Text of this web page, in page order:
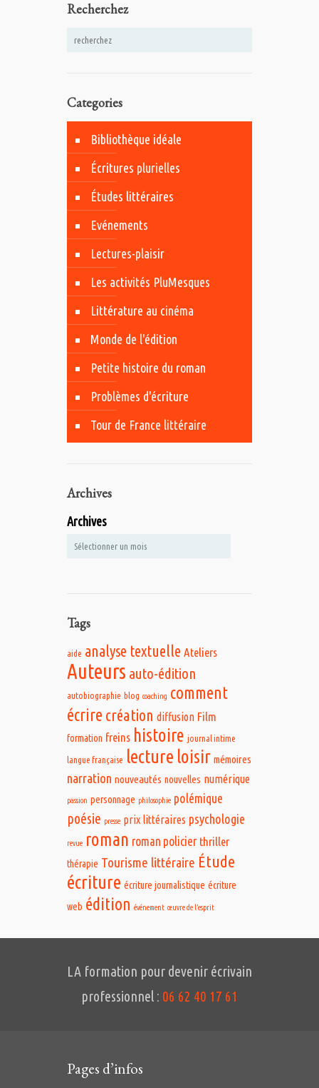
Recherchez
Categories
Bibliothèque idéale
Écritures plurielles
Études littéraires
Evénements
Lectures-plaisir
Les activités PluMesques
Littérature au cinéma
Monde de l'édition
Petite histoire du roman
Problèmes d'écriture
Tour de France littéraire
Archives
Archives
Tags
aide analyse textuelle Ateliers
Auteurs auto-édition
autobiographie blog coaching comment
écrire création diffusion Film
formation freins histoire journal intime
langue française lecture loisir mémoires
narration nouveautés nouvelles numérique
passion personnage philosophie polémique
poésie presse prix littéraires psychologie
revue roman roman policier thriller
thérapie Tourisme littéraire Étude
écriture écriture journalistique écriture
web édition événement œuvre de l’esprit
LA formation pour devenir écrivain
professionnel : 06 62 40 17 61
Pages d’infos